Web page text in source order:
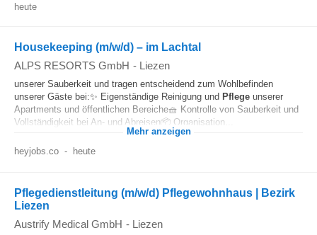
heute
Housekeeping (m/w/d) – im Lachtal
ALPS RESORTS GmbH - Liezen
unserer Sauberkeit und tragen entscheidend zum Wohlbefinden
unserer Gäste bei:✨ Eigenständige Reinigung und Pflege unserer
Apartments und öffentlichen Bereiche🧺 Kontrolle von Sauberkeit und
Vollständigkeit bei An- und Abreisen📦 Organisation...
Mehr anzeigen
heyjobs.co - heute
Pflegedienstleitung (m/w/d) Pflegewohnhaus | Bezirk
Liezen
Austrify Medical GmbH - Liezen